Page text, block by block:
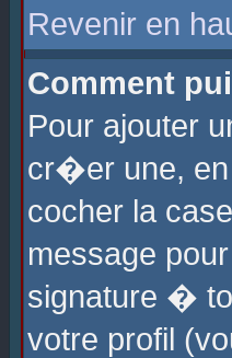
Revenir en
Comment
Pour ajouter
cr�er une,
cocher la
message
signature �
votre profil